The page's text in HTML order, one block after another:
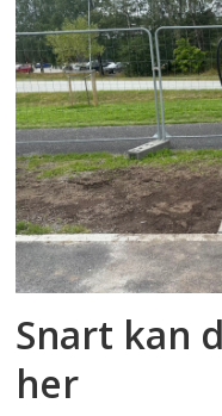
Snart kan
her